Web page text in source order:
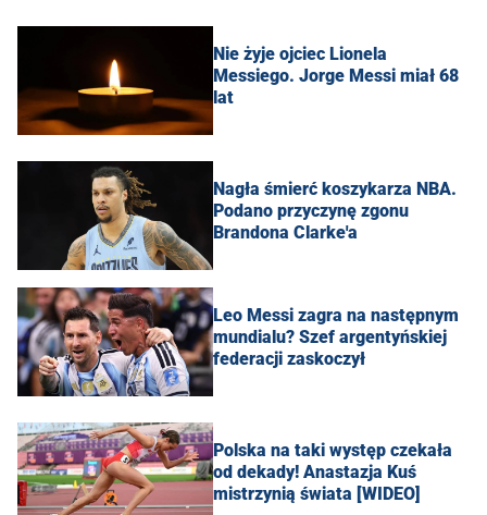
Nie żyje ojciec Lionela
Messiego. Jorge Messi miał 68
lat
Nagła śmierć koszykarza NBA.
Podano przyczynę zgonu
Brandona Clarke'a
Leo Messi zagra na następnym
mundialu? Szef argentyńskiej
federacji zaskoczył
Polska na taki występ czekała
od dekady! Anastazja Kuś
mistrzynią świata [WIDEO]